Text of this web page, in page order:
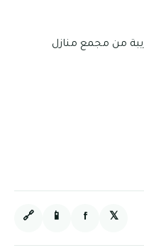
من مجمع منازل
𝕏
f
📱
🔗